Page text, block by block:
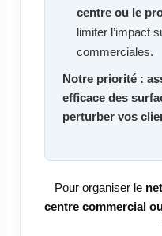
centre ou le
limiter l’impact
commerciales.
Notre priorité :
efficace des
perturber vos
Pour organiser le
centre commercial